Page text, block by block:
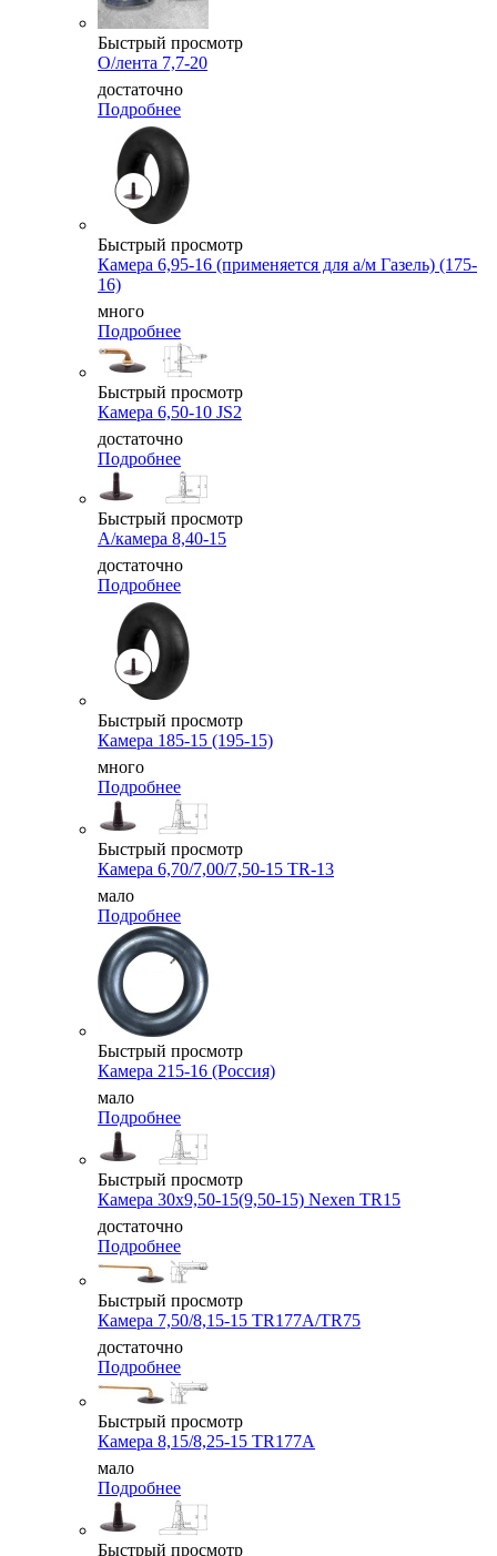
Быстрый просмотр
О/лента 7,7-20
достаточно
Подробнее
Быстрый просмотр
Камера 6,95-16 (применяется для а/м Газель) (175-
16)
много
Подробнее
Быстрый просмотр
Камера 6,50-10 JS2
достаточно
Подробнее
Быстрый просмотр
А/камера 8,40-15
достаточно
Подробнее
Быстрый просмотр
Камера 185-15 (195-15)
много
Подробнее
Быстрый просмотр
Камера 6,70/7,00/7,50-15 TR-13
мало
Подробнее
Быстрый просмотр
Камера 215-16 (Россия)
мало
Подробнее
Быстрый просмотр
Камера 30x9,50-15(9,50-15) Nexen TR15
достаточно
Подробнее
Быстрый просмотр
Камера 7,50/8,15-15 TR177A/TR75
достаточно
Подробнее
Быстрый просмотр
Камера 8,15/8,25-15 TR177A
мало
Подробнее
Быстрый просмотр